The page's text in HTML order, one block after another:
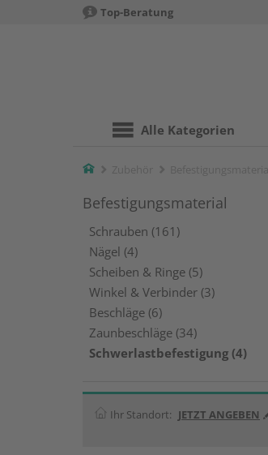
Top-Beratung
Alle Kategorien
Home
Befestigungsmaterial
Schrauben (161)
Nägel (4)
Scheiben & Ringe (5)
Winkel & Verbinder (3)
Beschläge (6)
Zaunbeschläge (34)
Schwerlastbefestigung (4)
Ihr Standort: JETZT ANGEBEN